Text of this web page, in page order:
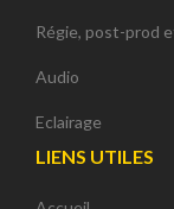
Régie, post-prod
Audio
Eclairage
LIENS UTILES